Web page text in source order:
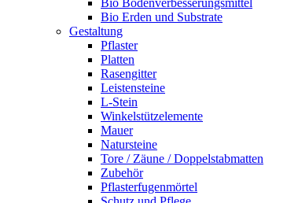
Bio Bodenverbesserungsmittel
Bio Erden und Substrate
Gestaltung
Pflaster
Platten
Rasengitter
Leistensteine
L-Stein
Winkelstützelemente
Mauer
Natursteine
Tore / Zäune / Doppelstabmatten
Zubehör
Pflasterfugenmörtel